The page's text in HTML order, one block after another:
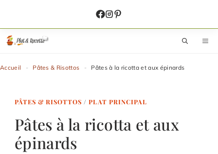
contenu
Accueil - Pâtes & Risottos - Pâtes à la ricotta et aux épinards
PÂTES & RISOTTOS /PLAT PRINCIPAL
Pâtes à la ricotta et aux
épinards